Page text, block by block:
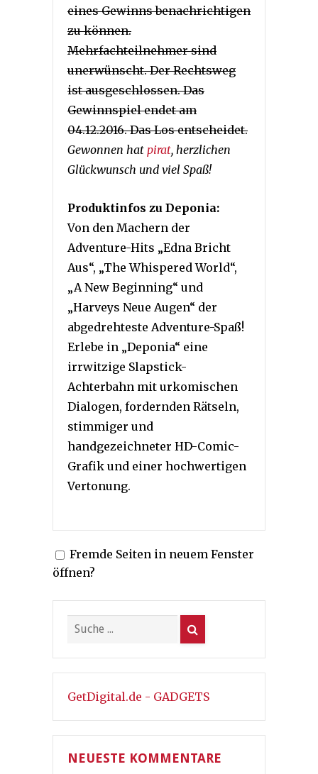
eines Gewinns benachrichtigen
zu können.
Mehrfachteilnehmer sind
unerwünscht. Der Rechtsweg
ist ausgeschlossen. Das
Gewinnspiel endet am
04.12.2016. Das Los entscheidet.
Gewonnen hat pirat, herzlichen
Glückwunsch und viel Spaß!
Produktinfos zu Deponia:
Von den Machern der
Adventure-Hits „Edna Bricht
Aus“, „The Whispered World“,
„A New Beginning“ und
„Harveys Neue Augen“ der
abgedrehteste Adventure-Spaß!
Erlebe in „Deponia“ eine
irrwitzige Slapstick-
Achterbahn mit urkomischen
Dialogen, fordernden Rätseln,
stimmiger und
handgezeichneter HD-Comic-
Grafik und einer hochwertigen
Vertonung.
Fremde Seiten in neuem Fenster
öffnen?
GetDigital.de - GADGETS
NEUESTE KOMMENTARE